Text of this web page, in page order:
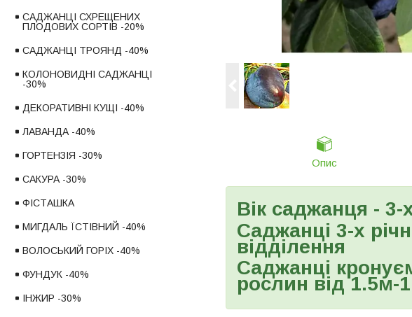
Опис
Вік саджанця - 3-
Саджанці 3-х
відділення
Саджанці
рослин від 1.5м-
САДЖАНЦІ СХРЕЩЕНИХ
ПЛОДОВИХ СОРТІВ -20%
САДЖАНЦІ ТРОЯНД -40%
КОЛОНОВИДНІ САДЖАНЦІ
-30%
ДЕКОРАТИВНІ КУЩІ -40%
ЛАВАНДА -40%
ГОРТЕНЗІЯ -30%
САКУРА -30%
ФІСТАШКА
МИГДАЛЬ ЇСТІВНИЙ -40%
ВОЛОСЬКИЙ ГОРІХ -40%
ФУНДУК -40%
ІНЖИР -30%